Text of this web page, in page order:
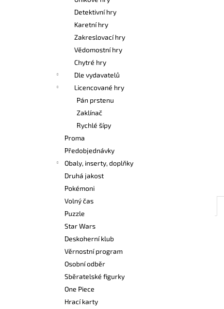
Detektivní hry
Karetní hry
Zakreslovací hry
Vědomostní hry
Chytré hry
Dle vydavatelů
Licencované hry
Pán prstenu
Zaklínač
Rychlé šípy
Proma
Předobjednávky
Obaly, inserty, doplňky
Druhá jakost
Pokémoni
Volný čas
Puzzle
Star Wars
Deskoherní klub
Věrnostní program
Osobní odběr
Sběratelské figurky
One Piece
Hrací karty
POKÉMON TCG: FIRST PARTNER
ILLUSTRATION COLLECTION - SERIES 3
1 099 Kč